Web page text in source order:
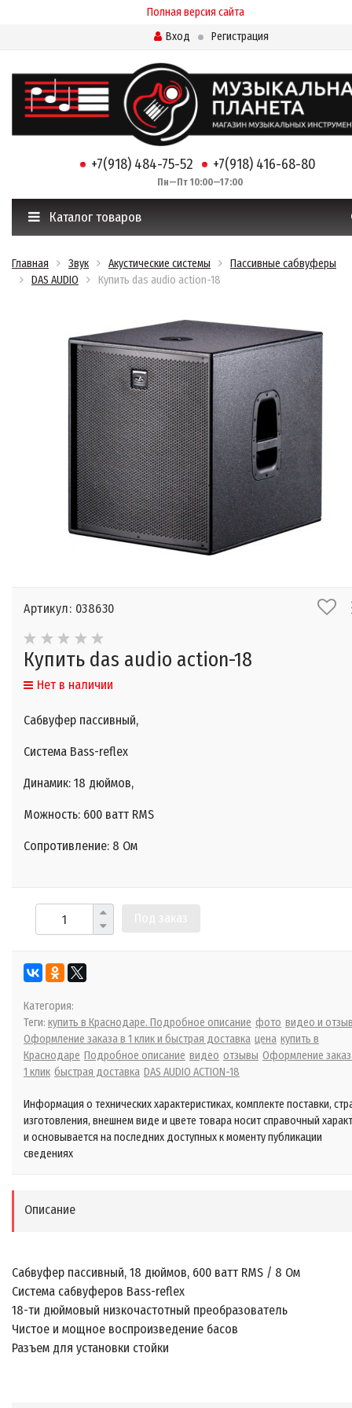
Полная версия сайта
Вход
Регистрация
+7(918) 484-75-52 +7(918) 416-68-80
Пн—Пт 10:00—17:00
Каталог товаров
Главная Звук Акустические системы
Пассивные сабвуферы
DAS AUDIO
Купить das audio action-18
Артикул: 038630
Купить das audio action-18
Нет в наличии
Сабвуфер пассивный,
Система Bass-reflex
Динамик: 18 дюймов,
Можность: 600 ватт RMS
Сопротивление: 8 Ом
Категория:
Теги: купить в Краснодаре. Подробное описание фото видео и
Оформление заказа в 1 клик и быстрая доставка цена купить в
Краснодаре Подробное описание видео отзывы Оформление
1 клик быстрая доставка DAS AUDIO ACTION-18
Информация о технических характеристиках, комплекте поставки,
изготовления, внешнем виде и цвете товара носит справочный
и основывается на последних доступных к моменту публикации
сведениях
Описание
Сабвуфер пассивный, 18 дюймов, 600 ватт RMS / 8 Ом
Система сабвуферов Bass-reflex
18-ти дюймовый низкочастотный преобразователь
Чистое и мощное воспроизведение басов
Разъем для установки стойки